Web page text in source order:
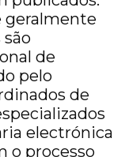
geralmente
de
pelo
de
electrónica
o processo